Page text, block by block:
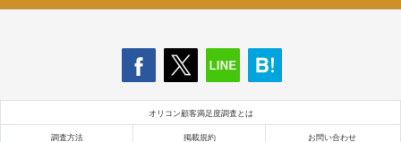
オリコン顧客満足度調査とは
調査方法 掲載規約 お問い合わせ